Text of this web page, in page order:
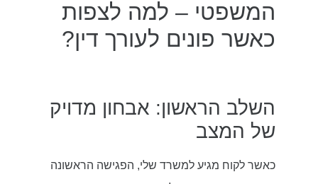
המשפטי – למה לצפות
כאשר פונים לעורך דין?
השלב הראשון: אבחון מדויק
של המצב
כאשר לקוח מגיע למשרד שלי, הפגישה הראשונה